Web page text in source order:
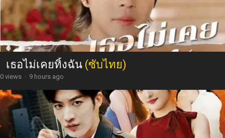
เธอไม่เคยทิ้งฉัน (ซับไทย)
0 views · 9 hours ago